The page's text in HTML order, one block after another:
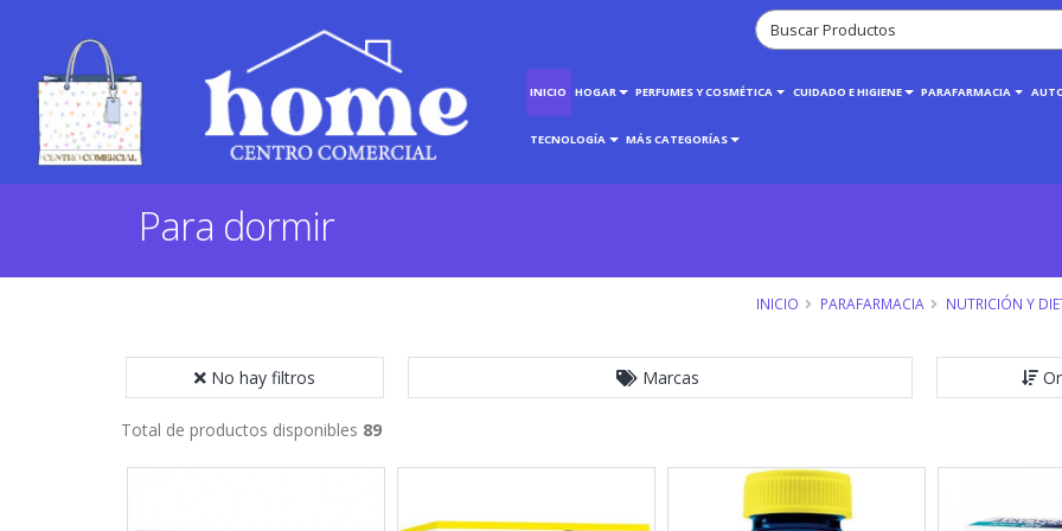
INICIO HOGAR PERFUMES Y COSMÉTICA CUIDADO E HIGIENE PARAFARMACIA
TECNOLOGÍA MÁS CATEGORÍAS
Para dormir
INICIO PARAFARMACIA NUTRICIÓN Y
No hay filtros Marcas
Total de productos disponibles 89